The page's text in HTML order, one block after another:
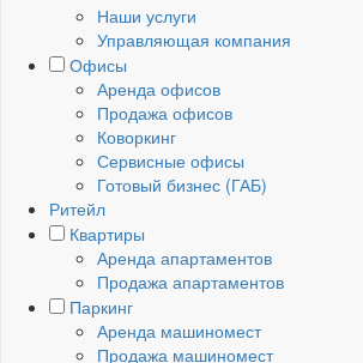
Наши услуги
Управляющая компания
Офисы
Аренда офисов
Продажа офисов
Коворкинг
Сервисные офисы
Готовый бизнес (ГАБ)
Ритейл
Квартиры
Аренда апартаментов
Продажа апартаментов
Паркинг
Аренда машиномест
Продажа машиномест